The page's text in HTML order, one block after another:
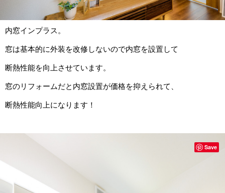
内窓インプラス。
窓は基本的に外装を改修しないので内窓を設置して
断熱性能を向上させています。
窓のリフォームだと内窓設置が価格を抑えられて、
断熱性能向上になります！
Save